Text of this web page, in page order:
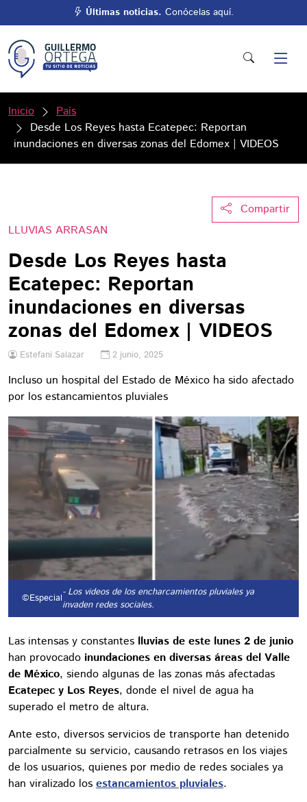
Últimas noticias. Conócelas aquí.
Inicio
País
Desde Los Reyes hasta Ecatepec: Reportan
inundaciones en diversas zonas del Edomex | VIDEOS
Compartir
LLUVIAS ARRASAN
Desde Los Reyes hasta
Ecatepec: Reportan
inundaciones en diversas
zonas del Edomex | VIDEOS
Estefani Salazar 2 junio, 2025
Incluso un hospital del Estado de México ha sido afectado
por los estancamientos pluviales
©Especial- Los videos de los encharcamientos pluviales ya
invaden redes sociales.
Las intensas y constantes lluvias de este lunes 2 de junio
han provocado inundaciones en diversas áreas del Valle
de México, siendo algunas de las zonas más afectadas
Ecatepec y Los Reyes, donde el nivel de agua ha
superado el metro de altura.
Ante esto, diversos servicios de transporte han detenido
parcialmente su servicio, causando retrasos en los viajes
de los usuarios, quienes por medio de redes sociales ya
han viralizado los estancamientos pluviales.